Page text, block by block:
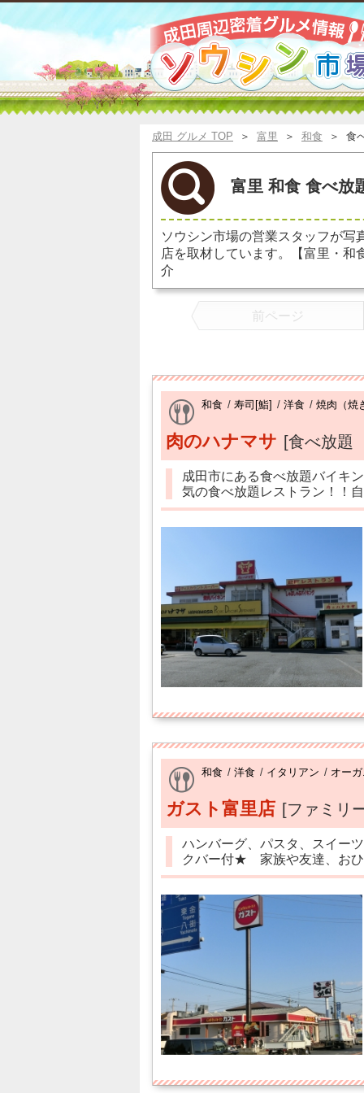
成田 グルメ TOP ＞ 富里 ＞ 和食 ＞ 食
富里 和食 食べ放
ソウシン市場の営業スタッフが写
店を取材しています。【富里・和
介
前ページ
和食 / 寿司[鮨] / 洋食 / 焼肉（焼
肉のハナマサ [食べ放
成田市にある食べ放題バイキ
気の食べ放題レストラン！！
和食 / 洋食 / イタリアン / オー
ガスト富里店 [ファミリ
ハンバーグ、パスタ、スイー
クバー付★ 家族や友達、おひ